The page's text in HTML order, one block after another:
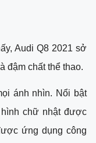
Audi Q8 2021 sở
đậm chất thể thao.
ánh nhìn. Nổi bật
chữ nhật được
ứng dụng công